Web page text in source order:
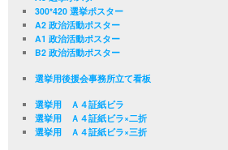
300*420 選挙ポスター
A2 政治活動ポスター
A1 政治活動ポスター
B2 政治活動ポスター
選挙用後援会事務所立て看板
選挙用 Ａ４証紙ビラ
選挙用 Ａ４証紙ビラ×二折
選挙用 Ａ４証紙ビラ×三折